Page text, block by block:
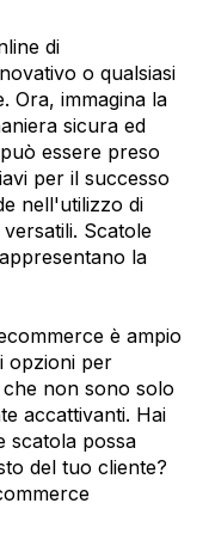
di
o qualsiasi
Ora, immagina la
sicura ed
essere preso
per il successo
nell'utilizzo di
Scatole
la
è ampio
opzioni per
non sono solo
accattivanti. Hai
scatola possa
del tuo cliente?